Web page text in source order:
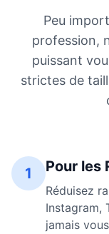
Peu
profession,
puissant
strictes de
1 Pour les
Réduisez
Instagram,
jamais